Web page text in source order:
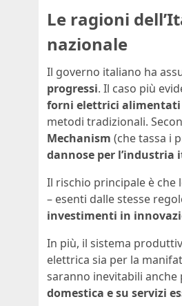
Le ragioni
nazionale
Il governo italiano ha
progressi. Il caso più
forni elettrici
metodi tradizionali.
Mechanism (che tassa i
dannose per l’industria
Il rischio principale è che
– esenti dalle stesse
investimenti in
In più, il sistema
elettrica sia per la
saranno inevitabili
domestica e su servizi